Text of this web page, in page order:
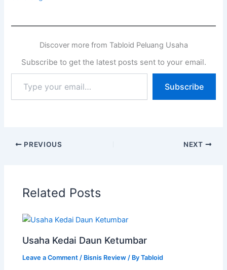
Discover more from Tabloid Peluang Usaha
Subscribe to get the latest posts sent to your email.
Subscribe
PREVIOUS NEXT
Related Posts
Usaha Kedai Daun Ketumbar
Leave a Comment / Bisnis Review / ByTabloid